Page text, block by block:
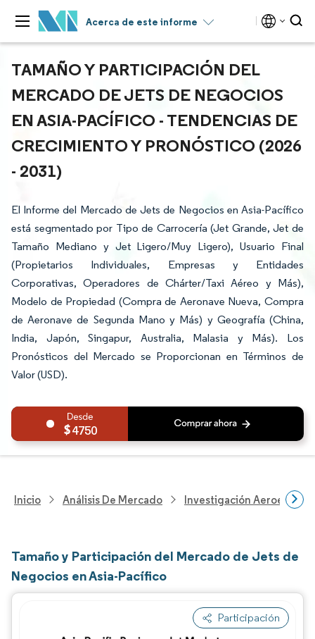
Acerca de este informe
TAMAÑO Y PARTICIPACIÓN DEL
MERCADO DE JETS DE NEGOCIOS
EN ASIA-PACÍFICO - TENDENCIAS DE
CRECIMIENTO Y PRONÓSTICO (2026
- 2031)
El Informe del Mercado de Jets de Negocios en Asia-Pacífico
está segmentado por Tipo de Carrocería (Jet Grande, Jet de
Tamaño Mediano y Jet Ligero/Muy Ligero), Usuario Final
(Propietarios Individuales, Empresas y Entidades
Corporativas, Operadores de Chárter/Taxi Aéreo y Más),
Modelo de Propiedad (Compra de Aeronave Nueva, Compra
de Aeronave de Segunda Mano y Más) y Geografía (China,
India, Japón, Singapur, Australia, Malasia y Más). Los
Pronósticos del Mercado se Proporcionan en Términos de
Valor (USD).
4750
Inicio Análisis De Mercado Investigación
Tamaño y Participación del Mercado de Jets de
Negocios en Asia-Pacífico
Participación